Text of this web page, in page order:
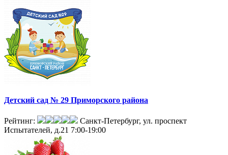
Детский сад № 29 Приморского района
Рейтинг:
Санкт-Петербург, ул. проспект
Испытателей, д.21 7:00-19:00